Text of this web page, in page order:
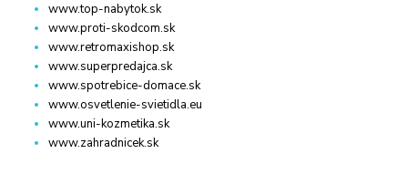
www.top-nabytok.sk
www.proti-skodcom.sk
www.retromaxishop.sk
www.superpredajca.sk
www.spotrebice-domace.sk
www.osvetlenie-svietidla.eu
www.uni-kozmetika.sk
www.zahradnicek.sk